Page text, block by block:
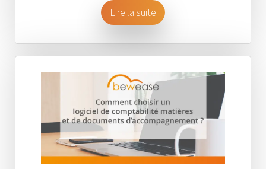
Lire la suite